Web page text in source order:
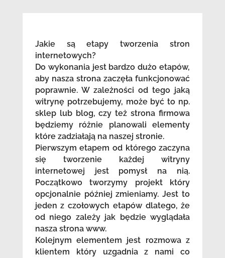
Jakie są etapy tworzenia stron
internetowych?
Do wykonania jest bardzo dużo etapów,
aby nasza strona zaczęła funkcjonować
poprawnie. W zależności od tego jaką
witrynę potrzebujemy, może być to np.
sklep lub blog, czy też strona firmowa
będziemy różnie planowali elementy
które zadziałają na naszej stronie.
Pierwszym etapem od którego zaczyna
się tworzenie każdej witryny
internetowej jest pomysł na nią.
Początkowo tworzymy projekt który
opcjonalnie później zmieniamy. Jest to
jeden z czołowych etapów dlatego, że
od niego zależy jak będzie wyglądała
nasza strona www.
Kolejnym elementem jest rozmowa z
klientem który uzgadnia z nami co